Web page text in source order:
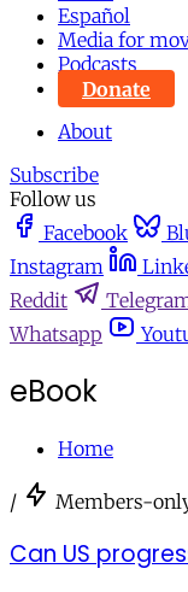
Español
Media for
Podcasts
Donate
About
Subscribe
Follow us
Facebook
Instagram
Reddit
Whatsapp
eBook
Home
/ Members-
Can US